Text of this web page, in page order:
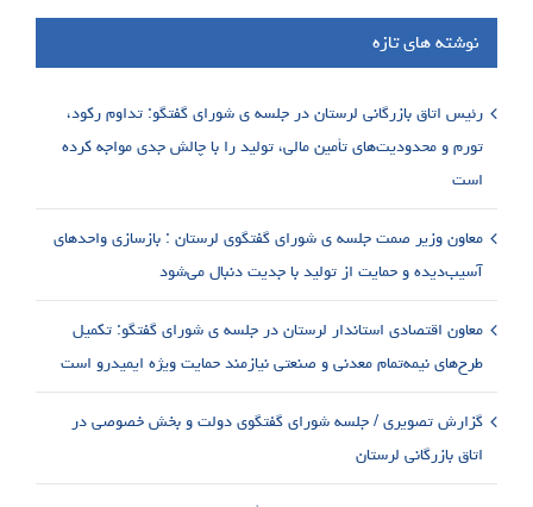
نوشته های تازه
رئیس اتاق بازرگانی لرستان در جلسه ی شورای گفتگو: تداوم رکود،
تورم و محدودیت‌های تأمین مالی، تولید را با چالش جدی مواجه کرده
است
معاون وزیر صمت جلسه ی شورای گفتگوی لرستان : بازسازی واحدهای
آسیب‌دیده و حمایت از تولید با جدیت دنبال می‌شود
معاون اقتصادی استاندار لرستان در جلسه ی شورای گفتگو: تکمیل
طرح‌های نیمه‌تمام معدنی و صنعتی نیازمند حمایت ویژه ایمیدرو است
گزارش تصویری / جلسه شورای گفتگوی دولت و بخش خصوصی در
اتاق بازرگانی لرستان